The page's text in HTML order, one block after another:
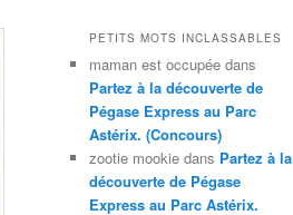
PETITS MOTS INCLASSABLES
maman est occupée dans
Partez à la découverte de
Pégase Express au Parc
Astérix. (Concours)
zootie mookie dans Partez à la
découverte de Pégase
Express au Parc Astérix.